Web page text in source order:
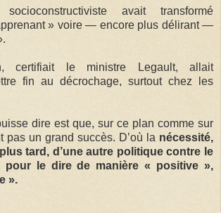
avait transformé
» voire — encore plus délirant —
certifiait le ministre Legault, allait
fin au décrochage, surtout chez les
dire est que, sur ce plan comme sur
pas un grand succès. D’où la nécessité,
tard, d’une autre politique contre le
pour le dire de manière « positive »,
».